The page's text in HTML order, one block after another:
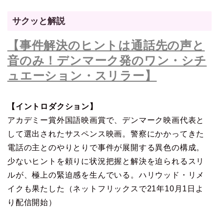
サクッと解説
【事件解決のヒントは通話先の声と
音のみ！デンマーク発のワン・シチ
ュエーション・スリラー】
【イントロダクション】
アカデミー賞外国語映画賞で、デンマーク映画代表と
して選出されたサスペンス映画。警察にかかってきた
電話の主とのやりとりで事件が展開する異色の構成。
少ないヒントを頼りに状況把握と解決を迫られるスリ
ルが、極上の緊迫感を生んでいる。ハリウッド・リメ
イクも果たした（ネットフリックスで21年10月1日よ
り配信開始）